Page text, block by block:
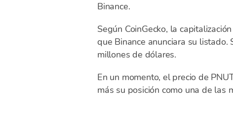
Binance.
Según CoinGecko, la
que Binance anunciara su
millones de dólares.
En un momento, el precio de
más su posición como una de las